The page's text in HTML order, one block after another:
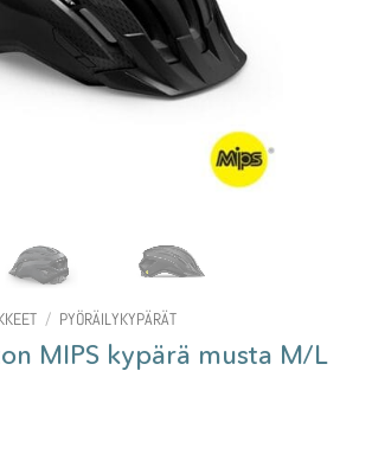
/ PYÖRÄILYKYPÄRÄT
MIPS kypärä musta M/L